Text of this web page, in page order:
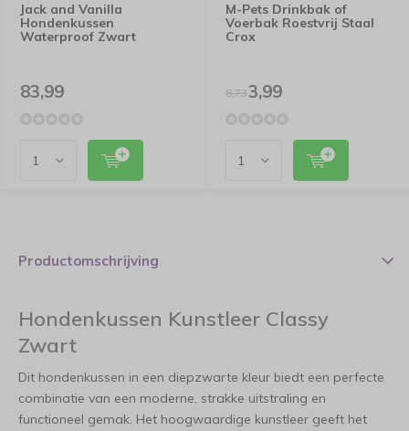
Jack and Vanilla
Hondenkussen
Waterproof Zwart
83,99
M-Pets Drinkbak of
Voerbak Roestvrij Staal
Crox
6,733,99
Productomschrijving
Hondenkussen Kunstleer Classy
Zwart
Dit hondenkussen in een diepzwarte kleur biedt een perfecte
combinatie van een moderne, strakke uitstraling en
functioneel gemak. Het hoogwaardige kunstleer geeft het